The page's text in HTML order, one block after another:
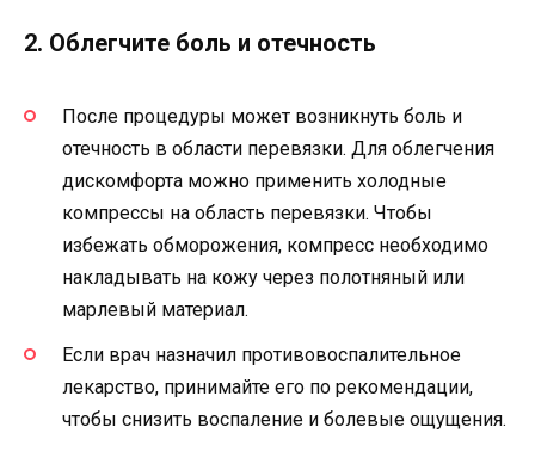
2. Облегчите боль и отечность
После процедуры может возникнуть боль и
отечность в области перевязки. Для облегчения
дискомфорта можно применить холодные
компрессы на область перевязки. Чтобы
избежать обморожения, компресс необходимо
накладывать на кожу через полотняный или
марлевый материал.
Если врач назначил противовоспалительное
лекарство, принимайте его по рекомендации,
чтобы снизить воспаление и болевые ощущения.